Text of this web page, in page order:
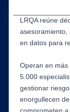
LRQA reúne
asesoramiento,
en datos para
Operan en
5.000
gestionar
enorgullecen
comprometen